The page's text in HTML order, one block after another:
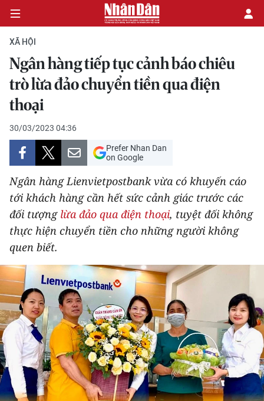
CHÍNH TRỊ
KINH TẾ
VĂN HÓA
XÃ HỘI
PHÁP LUẬT
DU LỊCH
THẾ GIỚI
THỂ THAO
GIÁO DỤC
Y TẾ
KHOA HỌC - CÔNG NGHỆ
MÔI TRƯỜNG
XÃ HỘI
Ngân hàng tiếp tục cảnh báo chiêu
trò lừa đảo chuyển tiền qua điện
thoại
30/03/2023 04:36
Prefer Nhan Dan
on Google
Ngân hàng Lienvietpostbank vừa có khuyến cáo
tới khách hàng cần hết sức cảnh giác trước các
đối tượng lừa đảo qua điện thoại, tuyệt đối không
thực hiện chuyển tiền cho những người không
quen biết.